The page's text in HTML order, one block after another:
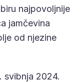
najpovoljnije
jamčevina
od njezine
svibnja 2024.